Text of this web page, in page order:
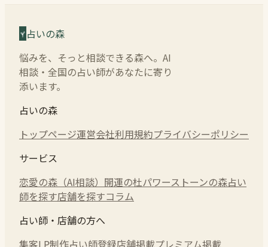
占いの森
悩みを、そっと相談できる森へ。AI
相談・全国の占い師があなたに寄り
添います。
占いの森
トップページ運営会社利用規約プライバシーポリシー
サービス
恋愛の森（AI相談） 開運の杜パワーストーンの森占い
師を探す店舗を探すコラム
占い師・店舗の方へ
集客LP制作占い師登録店舗掲載プレミアム掲載